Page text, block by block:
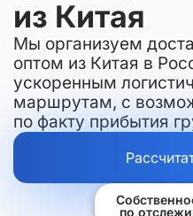
из Китая
Мы организуем
оптом из Китая в
ускоренным
маршрутам, с
по факту прибытия
по